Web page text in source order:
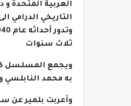
العربية المتحدة
التاريخي الدرامي
ثلاث سنوات
ويجمع المسلسل
به محمد النابلسي
وأعربت بلمير عن